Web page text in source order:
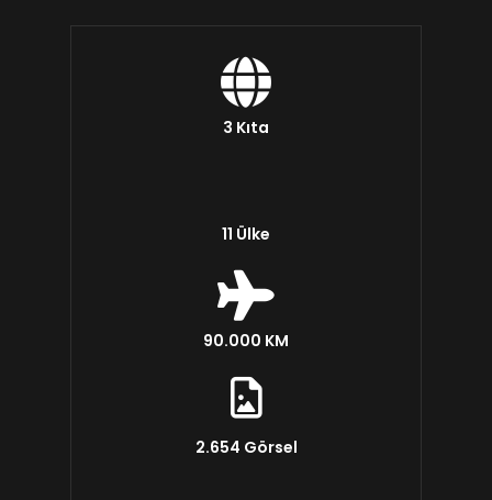
3 Kıta
11 Ülke
90.000 KM
2.654 Görsel